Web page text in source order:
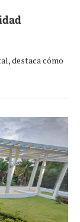
destaca cómo